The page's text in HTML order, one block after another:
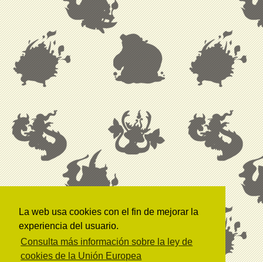
La web usa cookies con el fin de mejorar la
experiencia del usuario.
Consulta más información sobre la ley de
cookies de la Unión Europea